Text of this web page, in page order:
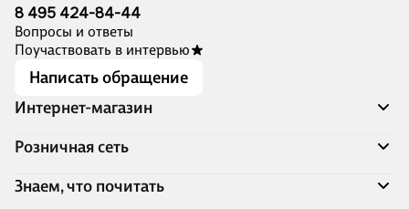
8 495 424-84-44
Вопросы и ответы
Поучаствовать в интервью
Написать обращение
Интернет-магазин
Акции
Доставка и оплата
Программа лояльности
Розничная сеть
Адреса магазинов
Книжный Дозор
Знаем, что почитать